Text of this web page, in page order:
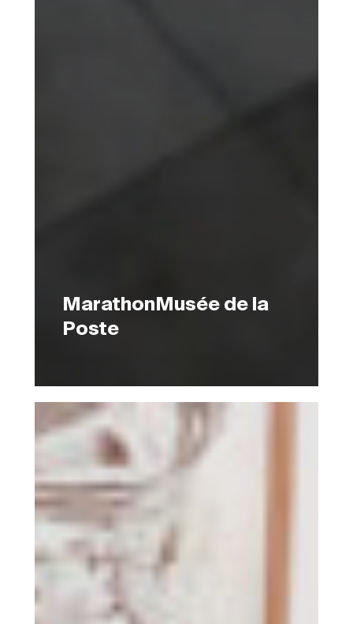
MarathonMusée de la
Poste
IntersectionsGalerie
Netplus